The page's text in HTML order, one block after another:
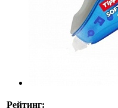
Рейтинг: